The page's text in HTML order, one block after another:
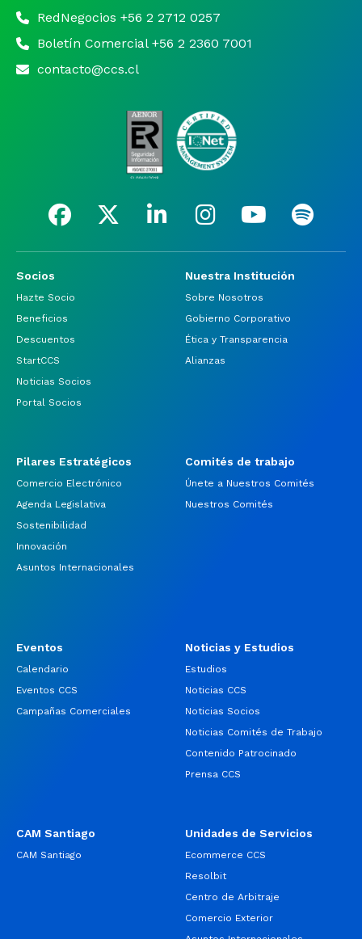
RedNegocios +56 2 2712 0257
Boletín Comercial +56 2 2360 7001
contacto@ccs.cl
Socios
Hazte Socio
Beneficios
Descuentos
StartCCS
Noticias Socios
Portal Socios
Nuestra Institución
Sobre Nosotros
Gobierno Corporativo
Ética y Transparencia
Alianzas
Pilares Estratégicos
Comercio Electrónico
Agenda Legislativa
Sostenibilidad
Innovación
Asuntos Internacionales
Comités de trabajo
Únete a Nuestros Comités
Nuestros Comités
Eventos
Calendario
Eventos CCS
Campañas Comerciales
Noticias y Estudios
Estudios
Noticias CCS
Noticias Socios
Noticias Comités de Trabajo
Contenido Patrocinado
Prensa CCS
CAM Santiago
CAM Santiago
Unidades de Servicios
Ecommerce CCS
Resolbit
Centro de Arbitraje
Comercio Exterior